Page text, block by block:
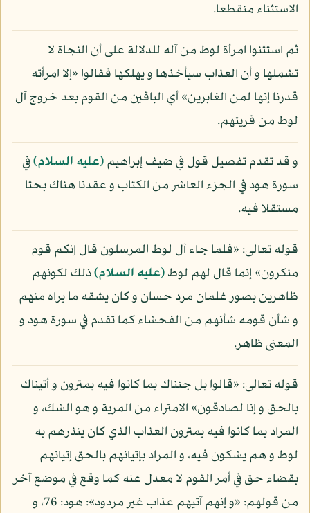
الاستثناء منقطعا.
ثم استثنوا امرأة لوط من آله للدلالة على أن النجاة لا
تشملها و أن العذاب سيأخذها و يهلكها فقالوا «إلا امرأته
قدرنا إنها لمن الغابرين» أي الباقين من القوم بعد خروج آل
لوط من قريتهم.
و قد تقدم تفصيل قول في ضيف إبراهيم(عليه السلام)في
سورة هود في الجزء العاشر من الكتاب و عقدنا هناك بحثا
مستقلا فيه.
قوله تعالى: «فلما جاء آل لوط المرسلون قال إنكم قوم
منكرون» إنما قال لهم لوط(عليه السلام)ذلك لكونهم
ظاهرين بصور غلمان مرد حسان و كان يشقه ما يراه منهم
و شأن قومه شأنهم من الفحشاء كما تقدم في سورة هود و
المعنى ظاهر.
قوله تعالى: «قالوا بل جئناك بما كانوا فيه يمترون و أتيناك
بالحق و إنا لصادقون» الامتراء من المرية و هو الشك، و
المراد بما كانوا فيه يمترون العذاب الذي كان ينذرهم به
لوط و هم يشكون فيه، و المراد بإتيانهم بالحق إتيانهم
بقضاء حق في أمر القوم لا معدل عنه كما وقع في موضع آخر
من قولهم: «و إنهم آتيهم عذاب غير مردود»: هود: 76، و